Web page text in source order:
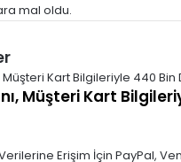
mal oldu.
Müşteri Kart